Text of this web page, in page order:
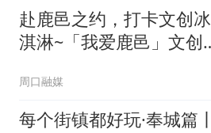
赴鹿邑之约，打卡文创冰
淇淋~「我爱鹿邑」文创
周口融媒